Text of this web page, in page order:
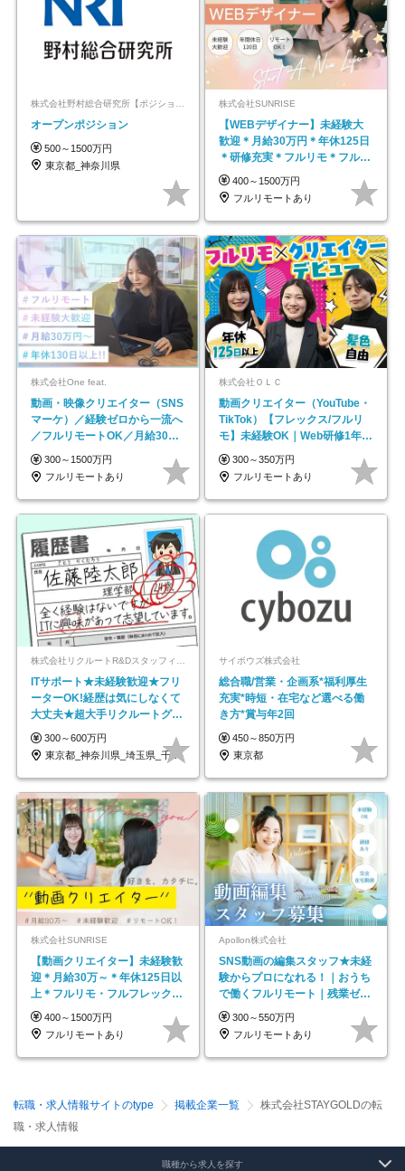
オープンポジション
500～1500万円
東京都_神奈川県
株式会社SUNRISE
【WEBデザイナー】未経験大
歓迎＊月給30万円＊年休125日
＊研修充実＊フルリモ＊フルフ
レックス＊
400～1500万円
フルリモートあり
株式会社One feat.
動画・映像クリエイター（SNS
マーケ）／経験ゼロから一流へ
／フルリモートOK／月給30万
円～／年休130日以上
300～1500万円
フルリモートあり
株式会社ＯＬＣ
動画クリエイター（YouTube・
TikTok）【フレックス/フルリ
モ】未経験OK｜Web研修1年間
｜副業OK
300～350万円
フルリモートあり
株式会社リクルートR&Dスタッフィング【リクルートグループ】
ITサポート★未経験歓迎★フリ
ーターOK!経歴は気にしなくて
大丈夫★超大手リクルートグル
ープの正社員/sg
300～600万円
東京都_神奈川県_埼玉県_千葉県_大阪府…
サイボウズ株式会社
総合職/営業・企画系*福利厚生
充実*時短・在宅など選べる働
き方*賞与年2回
450～850万円
東京都
株式会社SUNRISE
【動画クリエイター】未経験歓
迎＊月給30万～＊年休125日以
上＊フルリモ・フルフレックス
◆10名の採用が決定◆
400～1500万円
フルリモートあり
Apollon株式会社
SNS動画の編集スタッフ★未経
験からプロになれる！｜おうち
で働くフルリモート｜残業ゼロ
で18時退勤◎
300～550万円
フルリモートあり
転職・求人情報サイトのtype 掲載企業一覧
株式会社STAYGOLDの転
職・求人情報
職種から求人を探す